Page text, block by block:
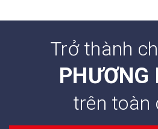
Trở thành
PHƯƠNG
trên toàn